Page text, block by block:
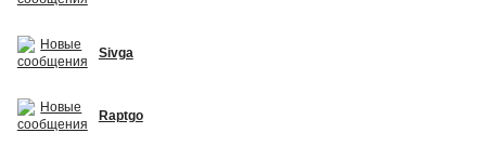
Sivga
Raptgo